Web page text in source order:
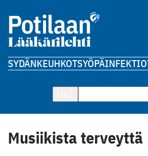
SYDÄNKEUHKOTSYÖPÄ
Musiikista terveyttä